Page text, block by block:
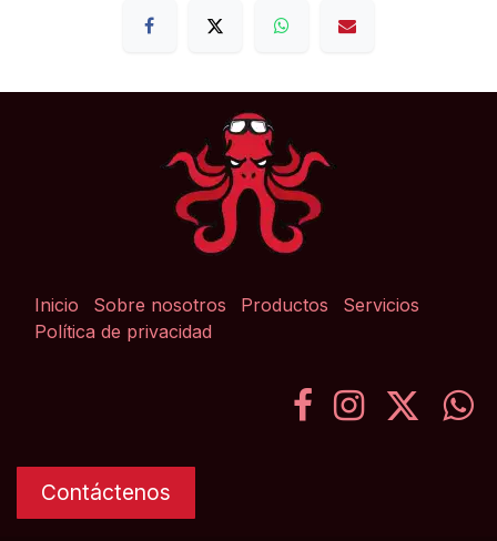
Inicio Sobre nosotros Productos
Servicios
Política de privacidad
Contáctenos